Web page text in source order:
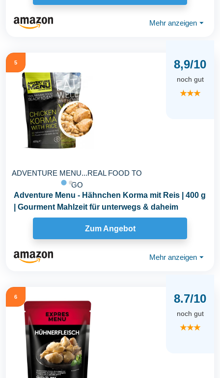
Mehr anzeigen ⏷
5
ADVENTURE MENU...REAL FOOD TO
GO
8,9/10
noch gut
★★★
Adventure Menu - Hähnchen Korma mit Reis | 400 g
| Gourment Mahlzeit für unterwegs & daheim
Zum Angebot
Mehr anzeigen ⏷
6 8.7/10
noch gut
★★★